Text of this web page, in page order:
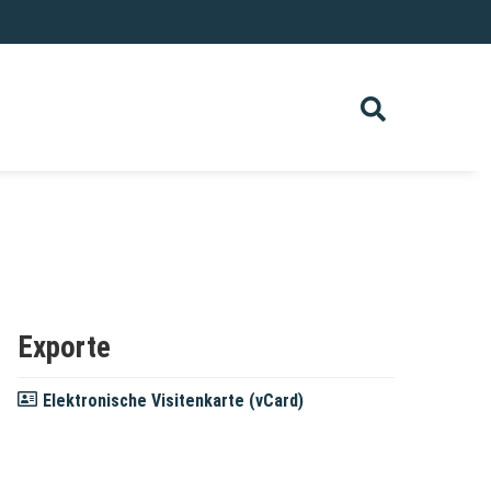
Exporte
Elektronische Visitenkarte (vCard)